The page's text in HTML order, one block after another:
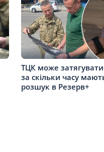
ТЦК може
за скільки часу
розшук в Резерв+